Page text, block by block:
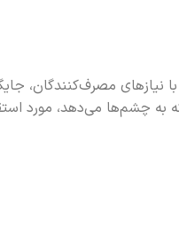
مصرف‌کنندگان،
چشم‌ها می‌دهد، مورد